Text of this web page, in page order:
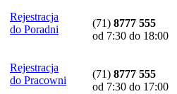
Rejestracja
do Poradni
(71) 8777 555
od 7:30 do 18:00
Rejestracja
do Pracowni
(71) 8777 555
od 7:30 do 17:00